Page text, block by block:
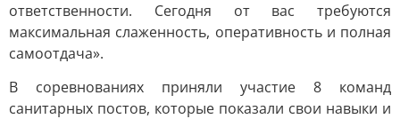
ответственности. Сегодня от вас требуются
максимальная слаженность, оперативность и полная
самоотдача».
В соревнованиях приняли участие 8 команд
санитарных постов, которые показали свои навыки и